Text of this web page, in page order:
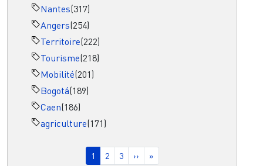
Nantes(317)
Angers(254)
Territoire(222)
Tourisme(218)
Mobilité(201)
Bogotá(189)
Caen(186)
agriculture(171)
Page courante
1 Page
2 Page
3 Page suivante
›› Dernière page
»